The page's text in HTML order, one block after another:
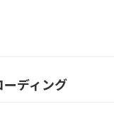
ディング